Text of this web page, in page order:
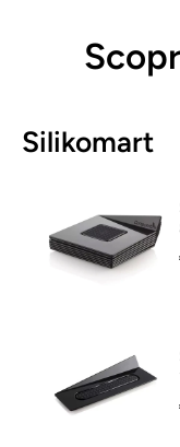
Silikomart